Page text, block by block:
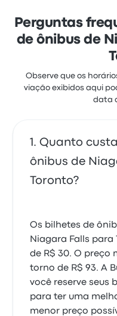
partir de R$ 87
Perguntas
de ônibus de
Observe que os
viação exibidos aqui
data
Quanto
ônibus de
Toronto?
Os bilhetes de
Niagara Falls
de R$ 30. O preço
torno de R$ 93. A
você reserve seus
para ter uma
menor preço